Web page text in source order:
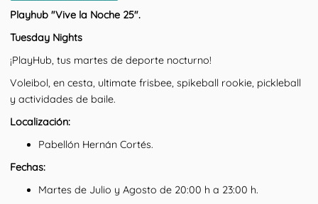
Playhub "Vive la Noche 25".
Tuesday Nights
¡PlayHub, tus martes de deporte nocturno!
Voleibol, en cesta, ultimate frisbee, spikeball rookie, pickleball
y actividades de baile.
Localización:
Pabellón Hernán Cortés.
Fechas:
Martes de Julio y Agosto de 20:00 h a 23:00 h.